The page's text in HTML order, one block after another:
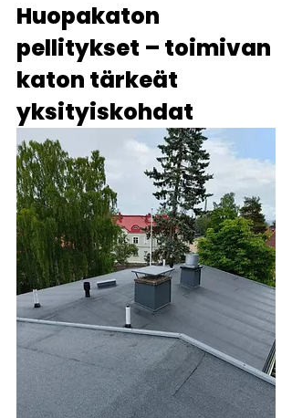
Huopakaton
pellitykset – toimivan
katon tärkeät
yksityiskohdat